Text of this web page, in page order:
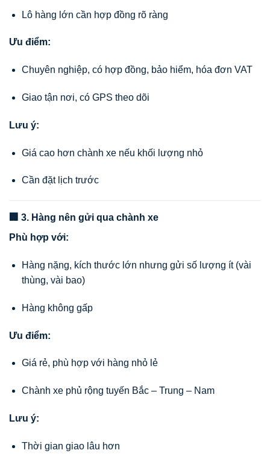
Lô hàng lớn cần hợp đồng rõ ràng
Ưu điểm:
Chuyên nghiệp, có hợp đồng, bảo hiểm, hóa đơn VAT
Giao tận nơi, có GPS theo dõi
Lưu ý:
Giá cao hơn chành xe nếu khối lượng nhỏ
Cần đặt lịch trước
🏢 3. Hàng nên gửi qua chành xe
Phù hợp với:
Hàng nặng, kích thước lớn nhưng gửi số lượng ít (vài
thùng, vài bao)
Hàng không gấp
Ưu điểm:
Giá rẻ, phù hợp với hàng nhỏ lẻ
Chành xe phủ rộng tuyến Bắc – Trung – Nam
Lưu ý:
Thời gian giao lâu hơn